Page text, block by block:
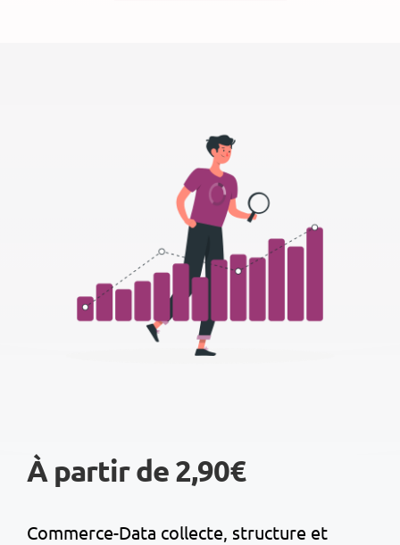
À partir de 2,90€
Commerce-Data collecte, structure et